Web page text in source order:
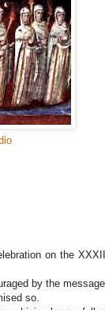
on the
by the
so.